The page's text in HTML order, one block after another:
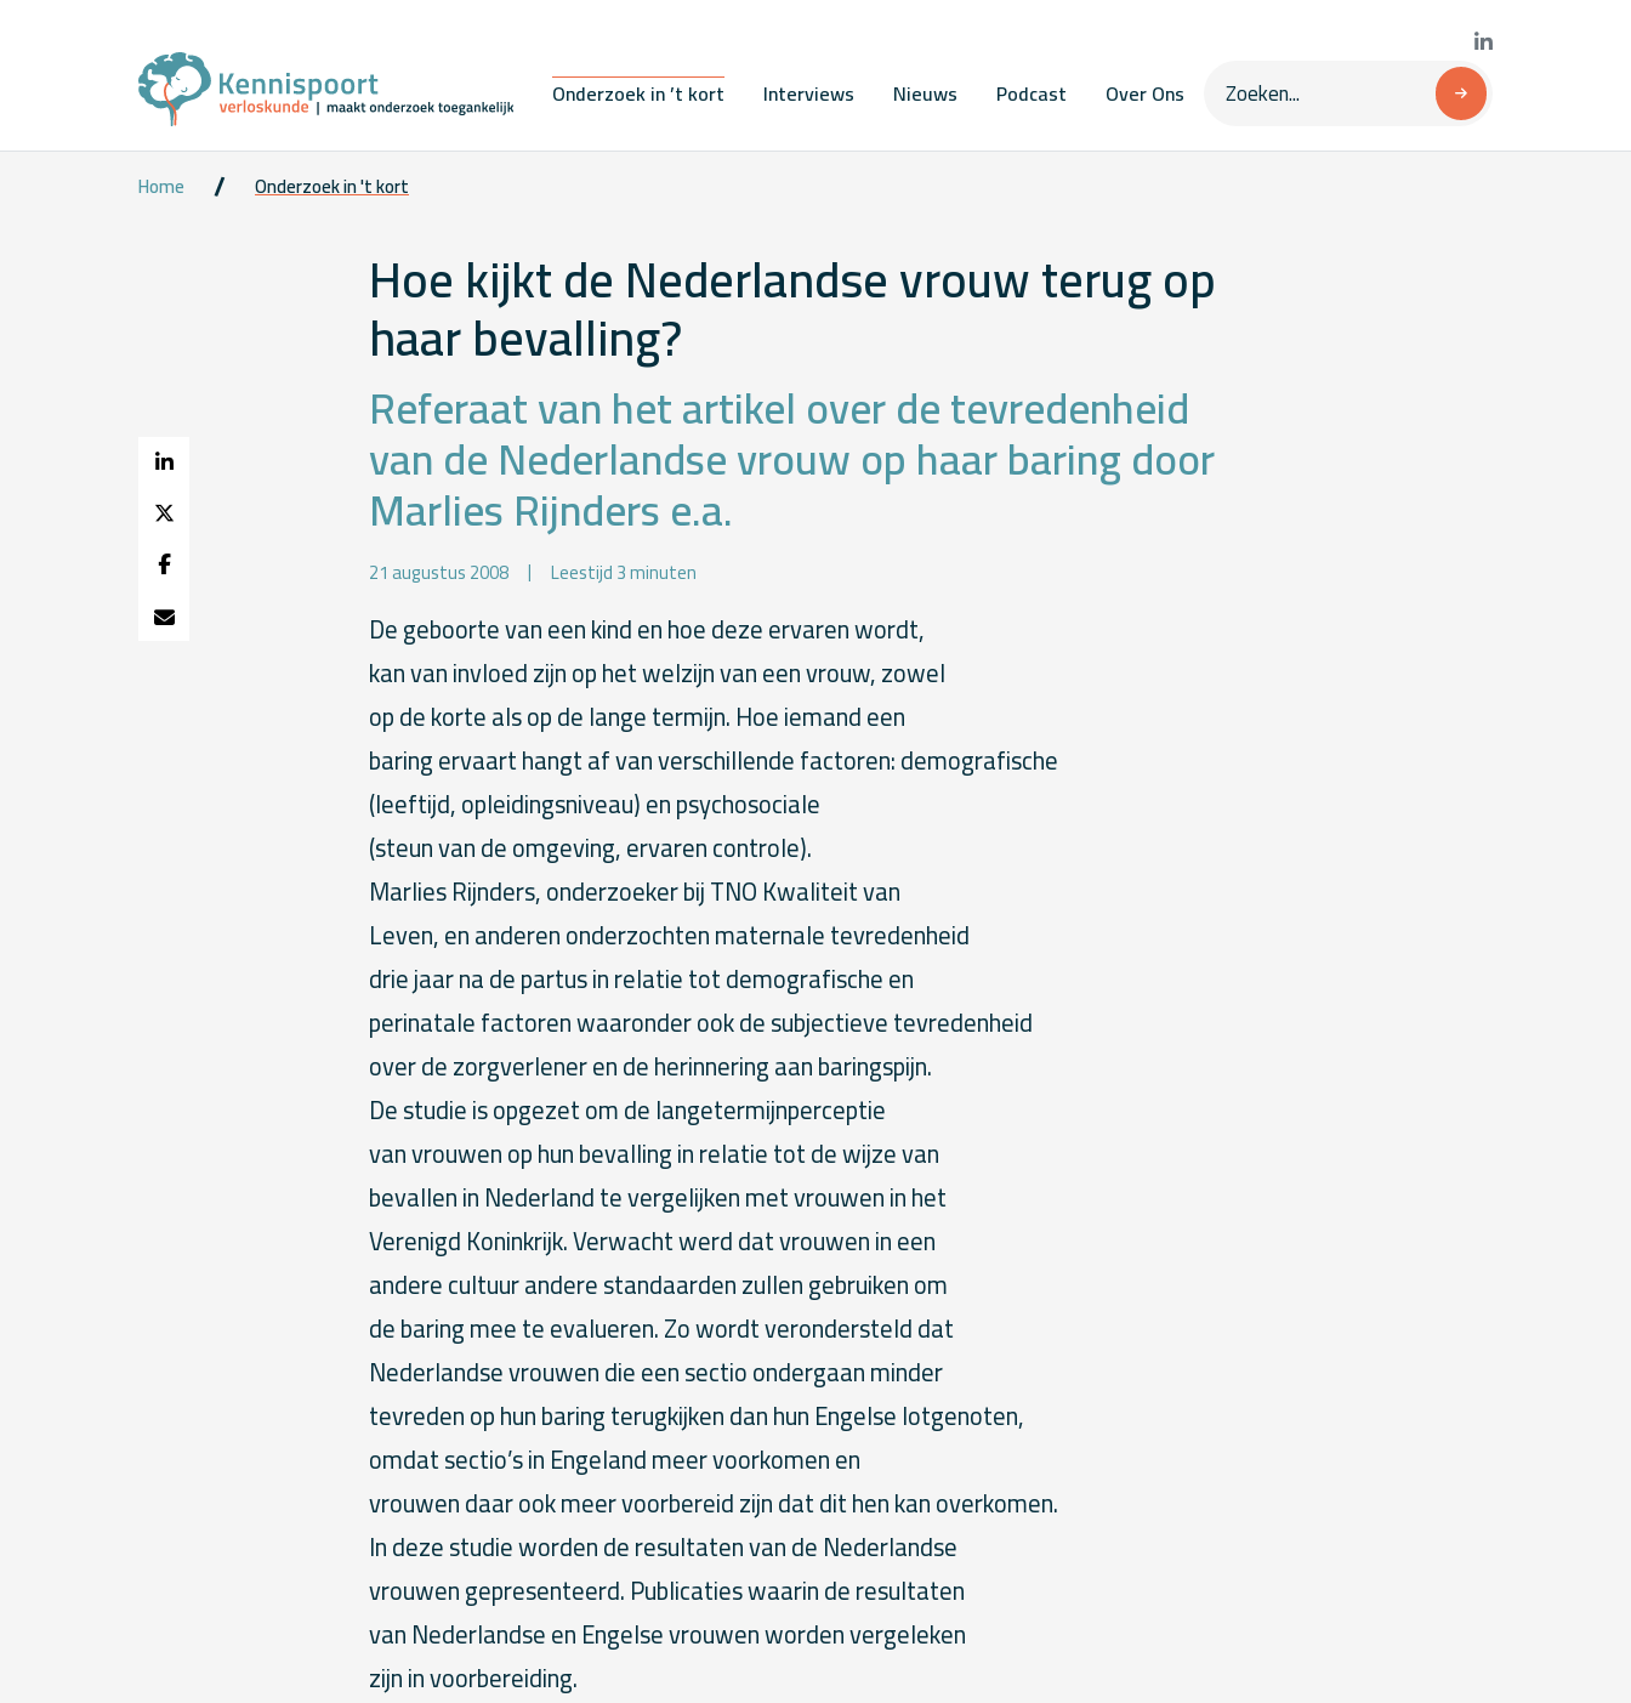
Onderzoek in ’t kort Interviews Nieuws Podcast Over Ons
Home Onderzoek in 't kort
Hoe kijkt de Nederlandse vrouw terug op
haar bevalling?
Referaat van het artikel over de tevredenheid
van de Nederlandse vrouw op haar baring door
Marlies Rijnders e.a.
21 augustus 2008 Leestijd 3 minuten
De geboorte van een kind en hoe deze ervaren wordt,
kan van invloed zijn op het welzijn van een vrouw, zowel
op de korte als op de lange termijn. Hoe iemand een
baring ervaart hangt af van verschillende factoren: demografische
(leeftijd, opleidingsniveau) en psychosociale
(steun van de omgeving, ervaren controle).
Marlies Rijnders, onderzoeker bij TNO Kwaliteit van
Leven, en anderen onderzochten maternale tevredenheid
drie jaar na de partus in relatie tot demografische en
perinatale factoren waaronder ook de subjectieve tevredenheid
over de zorgverlener en de herinnering aan baringspijn.
De studie is opgezet om de langetermijnperceptie
van vrouwen op hun bevalling in relatie tot de wijze van
bevallen in Nederland te vergelijken met vrouwen in het
Verenigd Koninkrijk. Verwacht werd dat vrouwen in een
andere cultuur andere standaarden zullen gebruiken om
de baring mee te evalueren. Zo wordt verondersteld dat
Nederlandse vrouwen die een sectio ondergaan minder
tevreden op hun baring terugkijken dan hun Engelse lotgenoten,
omdat sectio’s in Engeland meer voorkomen en
vrouwen daar ook meer voorbereid zijn dat dit hen kanoverkomen.
In deze studie worden de resultaten van de Nederlandse
vrouwen gepresenteerd. Publicaties waarin de resultaten
van Nederlandse en Engelse vrouwen worden vergeleken
zijn in voorbereiding.